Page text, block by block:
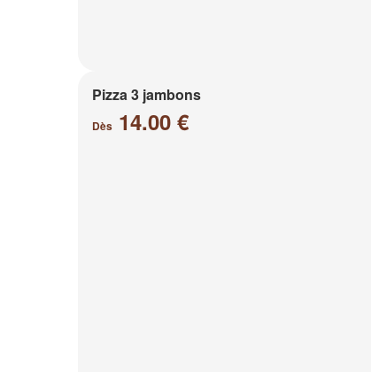
Pizza 3 jambons
Dès 14.00 €